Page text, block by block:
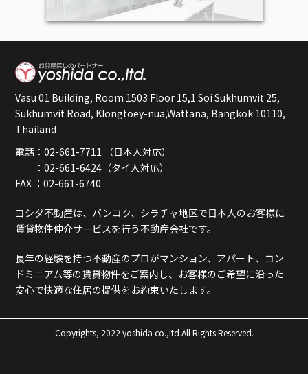
Vasu 01 Building, Room 1503 Floor 15,1 Soi Sukhumvit 25,
Sukhumvit Road, Klongtoey-nua,Wattana, Bangkok 10110,
Thailand
電話：02-661-7711 （日本人対応）
：02-661-6424（タイ人対応）
FAX ：02-661-6740
ヨシダ不動産は、バンコク、シラチャ地区で日本人のお客様に
賃貸物件仲介サービスを行う不動産会社です。
長年の経験を持つ不動産のプロがマンション、アパート、コン
ドミニアム等の賃貸物件をご案内し、お客様のご希望に沿った
安心で快適な住居の提供をお約束いたします。
Copyrights, 2022 yoshida co.,ltd All Rights Reserved.